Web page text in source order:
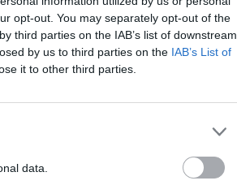
opt-out. You may separately opt-out of the
third parties on the IAB’s list of downstream
by us to third parties on the IAB’s List of
it to other third parties.
data.
y la forma de tratar a
donde duró
y le pidió
Tenía al
Maria Tarragó